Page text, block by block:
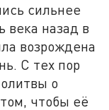
сильнее
века назад в
возрождена
С тех пор
о
чтобы её